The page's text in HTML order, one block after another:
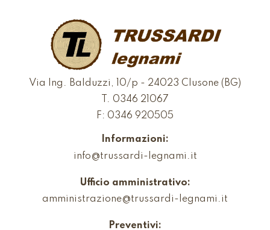
Via Ing. Balduzzi, 10/p - 24023 Clusone (BG)
T. 0346 21067
F: 0346 920505
Informazioni:
info@trussardi-legnami.it
Ufficio amministrativo:
amministrazione@trussardi-legnami.it
Preventivi: